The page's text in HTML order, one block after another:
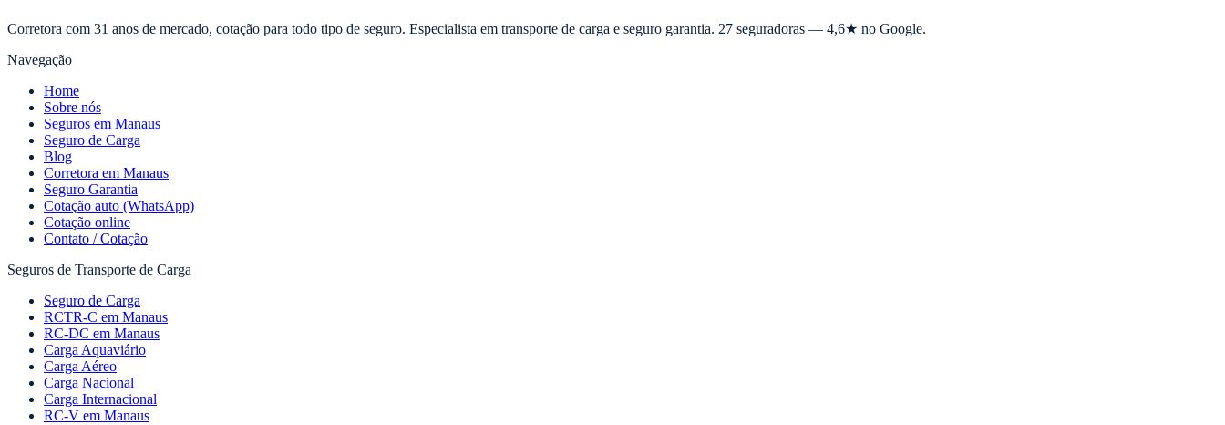
Corretora com 31 anos de mercado, cotação para todo tipo de seguro. Especialista em transporte de carga e seguro garantia. 27 seguradoras — 4,6★ no Google.
Navegação
Home
Sobre nós
Seguros em Manaus
Seguro de Carga
Blog
Corretora em Manaus
Seguro Garantia
Cotação auto (WhatsApp)
Cotação online
Contato / Cotação
Seguros de Transporte de Carga
Seguro de Carga
RCTR-C em Manaus
RC-DC em Manaus
Carga Aquaviário
Carga Aéreo
Carga Nacional
Carga Internacional
RC-V em Manaus